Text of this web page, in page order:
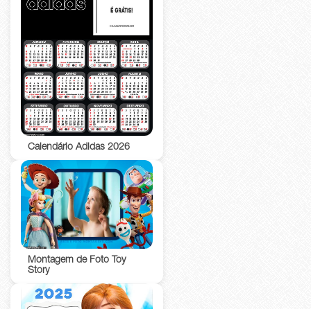
Calendário Adidas 2026
Montagem de Foto Toy
Story